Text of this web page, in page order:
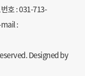
호 : 031-713-
:
Designed by